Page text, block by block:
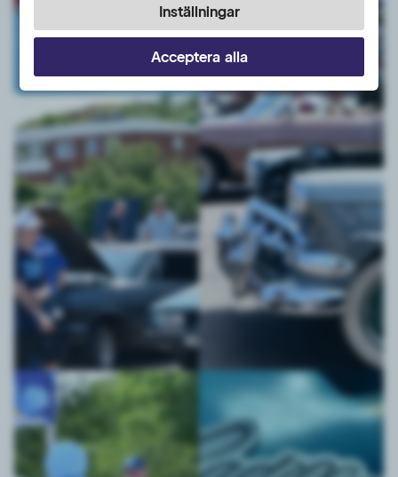
Inställningar
Acceptera alla